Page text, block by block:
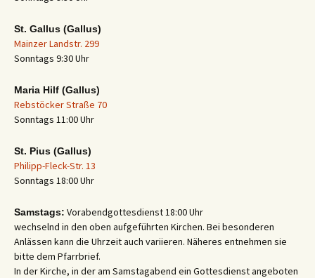
St. Gallus (Gallus)
Mainzer Landstr. 299
Sonntags 9:30 Uhr
Maria Hilf (Gallus)
Rebstöcker Straße 70
Sonntags 11:00 Uhr
St. Pius (Gallus)
Philipp-Fleck-Str. 13
Sonntags 18:00 Uhr
Samstags: Vorabendgottesdienst 18:00 Uhr
wechselnd in den oben aufgeführten Kirchen. Bei besonderen
Anlässen kann die Uhrzeit auch variieren. Näheres entnehmen sie
bitte dem Pfarrbrief.
In der Kirche, in der am Samstagabend ein Gottesdienst angeboten